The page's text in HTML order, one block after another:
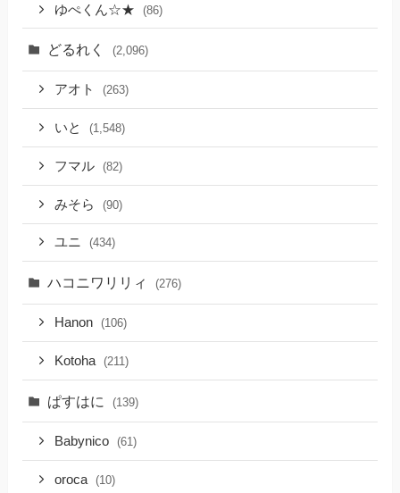
ゆぺくん☆★ (86)
どるれく (2,096)
アオト (263)
いと (1,548)
フマル (82)
みそら (90)
ユニ (434)
ハコニワリリィ (276)
Hanon (106)
Kotoha (211)
ぱすはに (139)
Babynico (61)
oroca (10)